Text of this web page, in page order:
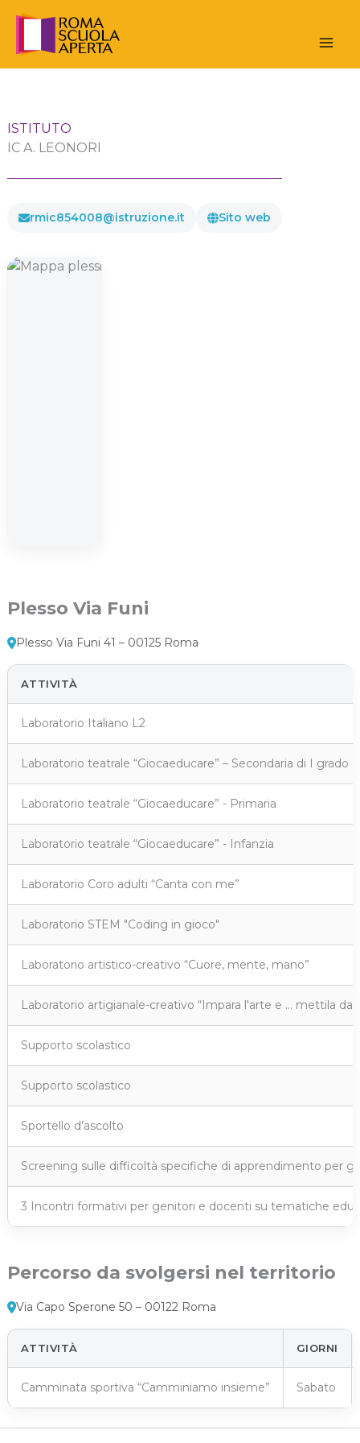
contenuto
ISTITUTO
IC A. LEONORI
rmic854008@istruzione.it Sito web
Plesso Via Funi
Plesso Via Funi 41 – 00125 Roma
ATTIVITÀ
Laboratorio Italiano L2
Laboratorio teatrale “Giocaeducare” – Secondaria di I grado
Laboratorio teatrale “Giocaeducare” - Primaria
Laboratorio teatrale “Giocaeducare” - Infanzia
Laboratorio Coro adulti “Canta con me”
Laboratorio STEM "Coding in gioco"
Laboratorio artistico-creativo “Cuore, mente, mano”
Laboratorio artigianale-creativo “Impara l'arte e … mettila da
Supporto scolastico
Supporto scolastico
Sportello d’ascolto
Screening sulle difficoltà specifiche di apprendimento per
3 Incontri formativi per genitori e docenti su tematiche
Percorso da svolgersi nel territorio
Via Capo Sperone 50 – 00122 Roma
ATTIVITÀ GIORNI
Camminata sportiva “Camminiamo insieme” Sabato